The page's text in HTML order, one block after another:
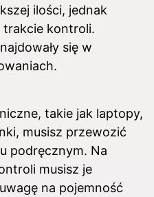
ilości, jednak
trakcie kontroli.
się w
takie jak laptopy,
musisz przewozić
podręcznym. Na
musisz je
na pojemność